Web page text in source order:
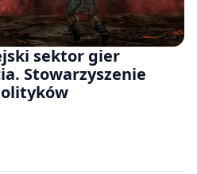
sektor gier
Stowarzyszenie